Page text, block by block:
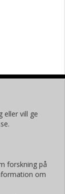
eller vill ge
forskning på
om